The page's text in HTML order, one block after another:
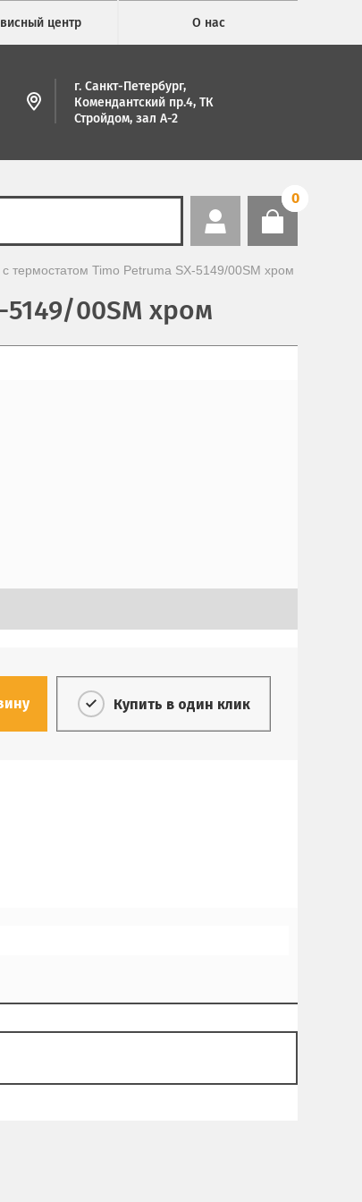
центр О нас
г. Санкт-Петербург,
Комендантский пр.4, ТК
Стройдом, зал А-2
0
термостатом Timo Petruma SX-5149/00SM хром
00SM хром
Купить в один клик